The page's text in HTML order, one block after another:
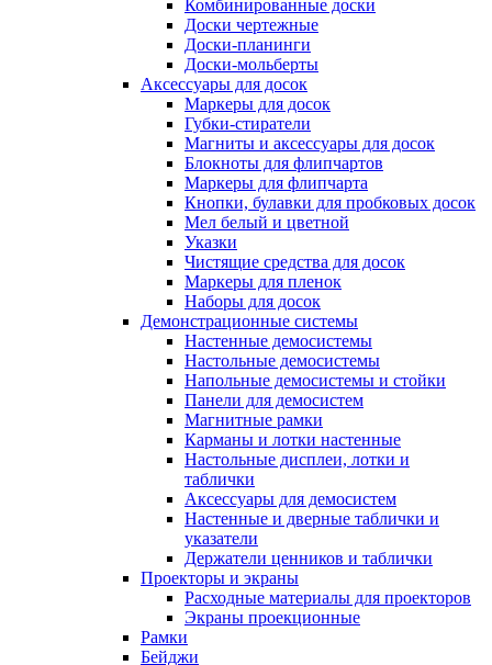
Комбинированные доски
Доски чертежные
Доски-планинги
Доски-мольберты
Аксессуары для досок
Маркеры для досок
Губки-стиратели
Магниты и аксессуары для досок
Блокноты для флипчартов
Маркеры для флипчарта
Кнопки, булавки для пробковых досок
Мел белый и цветной
Указки
Чистящие средства для досок
Маркеры для пленок
Наборы для досок
Демонстрационные системы
Настенные демосистемы
Настольные демосистемы
Напольные демосистемы и стойки
Панели для демосистем
Магнитные рамки
Карманы и лотки настенные
Настольные дисплеи, лотки и
таблички
Аксессуары для демосистем
Настенные и дверные таблички и
указатели
Держатели ценников и таблички
Проекторы и экраны
Расходные материалы для проекторов
Экраны проекционные
Рамки
Бейджи